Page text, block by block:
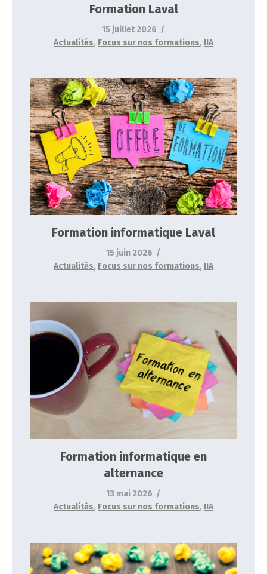
Formation Laval
15 juillet 2026
Actualités, Focus sur nos formations, IIA
Formation informatique Laval
Actualités Focus sur nos formations IIA
Formation informatique Laval
15 juin 2026
Actualités, Focus sur nos formations, IIA
Formation informatique en alternance
Actualités Focus sur nos formations IIA
Formation informatique en
alternance
13 mai 2026
Actualités, Focus sur nos formations, IIA